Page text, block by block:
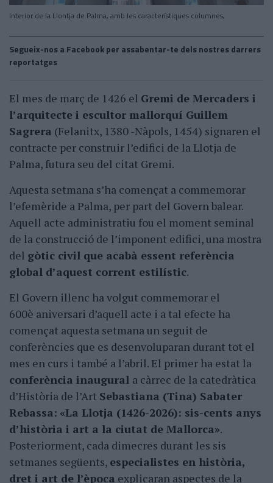
Interior de la Llontja de Palma, amb les característiques columnes,
Segueix-nos a Facebook per assabentar-te dels nostres darrers
reportatges
El mes de març de 1426 el Gremi de Mercaders i
l’arquitecte i escultor mallorquí Guillem
Sagrera (Felanitx, 1380 -Nàpols, 1454) signaren el
contracte per construir l’edifici de la Llotja de
Palma, futura seu del citat Gremi.
Aquesta setmana s’ha començat a commemorar
l’efemèride a Palma, per part del Govern balear.
Aquell acte administratiu fou el moment seminal
de la construcció de l’imponent edifici, una mostra
del gòtic civil que acabà essent referència
global d’aquest corrent estilístic.
El Govern illenc ha volgut commemorar el
600è aniversari d’aquell acte i a tal efecte ha
començat aquesta setmana un seguit de
conferències que es desenvoluparan durant tot el
mes en curs i també a l’abril. El primer ha estat la
conferència inaugural a càrrec de la catedràtica
d’Història de l’Art Sebastiana (Tina) Sabater
Rebassa: «La Llotja (1426-2026): sis-cents anys
d’història i art a la ciutat de Mallorca».
Posteriorment, cada dimecres durant les sis
setmanes següents, especialistes en història,
dret i art de l’època explicaran aspectes de la